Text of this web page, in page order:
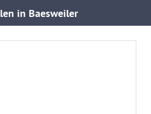
in Baesweiler